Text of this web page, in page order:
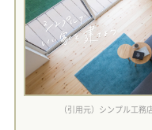
（引用元）シンプル工